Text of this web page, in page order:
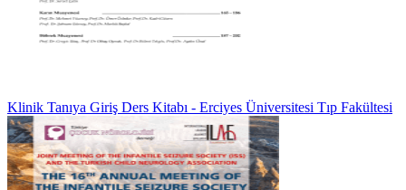
Klinik Tanıya Giriş Ders Kitabı - Erciyes Üniversitesi Tıp Fakültesi